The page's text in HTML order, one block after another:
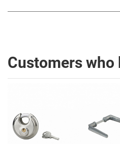
Customers